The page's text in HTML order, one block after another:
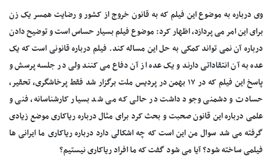
وی درباره به موضوع این فیلم که به قانون خروج از کشور و رضایت همسر یک زن
برای این امر می پردازد، اظهار کرد: موضوع فیلم بسیار حساس است و توضیح دادن
درباره آن نمی تواند کمکی به حل این مساله کند. فیلم درباره قانونی است که یک
عده به آن انتقاداتی دارند و یک عده از آن دفاع می کنند ولی در جلسه پرسش و
پاسخ این فیلم که در ۱۷ بهمن در پردیس ملت برگزار شد فقط پرخاشگری، تحقیر،
حسادت و دشمنی وجود داشت در حالی که می شد بسیار کارشناسانه، فنی و
علمی درباره این قانون صحبت و بحث کرد برای مثال درباره ریاکاری موضع زیادی
گرفته می شد سوال من این است که چه اشکالی دارد درباره ریاکاری ما ایرانی ها
فیلمی ساخته شود؟ آیا می شود گفت که ما افراد ریاکاری نیستیم؟